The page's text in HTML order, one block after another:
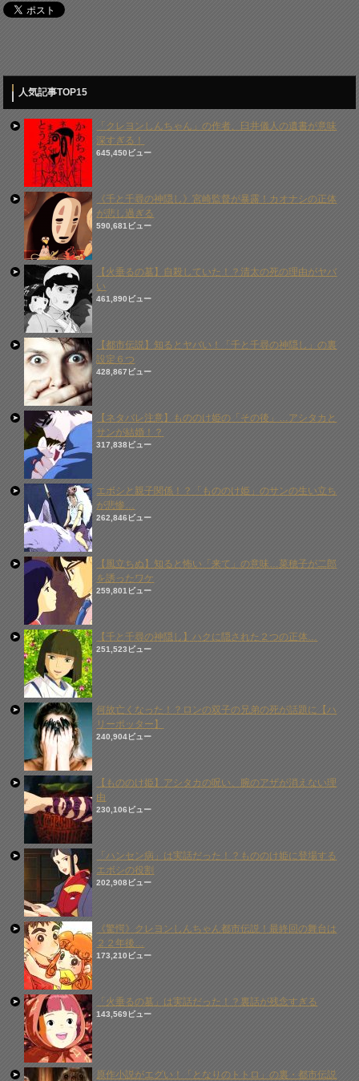
人気記事TOP15
「クレヨンしんちゃん」の作者、臼井儀人の遺書が意味
深すぎる！
645,450ビュー
《千と千尋の神隠し》宮崎監督が暴露！カオナシの正体
が悲し過ぎる
590,681ビュー
【火垂るの墓】自殺していた！？清太の死の理由がヤバ
い
461,890ビュー
【都市伝説】知るとヤバい！「千と千尋の神隠し」の裏
設定６つ
428,867ビュー
【ネタバレ注意】もののけ姫の「その後」…アシタカと
サンが結婚！？
317,838ビュー
エボシと親子関係！？「もののけ姫」のサンの生い立ち
が悲惨…
262,846ビュー
【風立ちぬ】知ると怖い「来て」の意味…菜穂子が二郎
を誘ったワケ
259,801ビュー
【千と千尋の神隠し】ハクに隠された２つの正体…
251,523ビュー
何故亡くなった！？ロンの双子の兄弟の死が話題に【ハ
リーポッター】
240,904ビュー
【もののけ姫】アシタカの呪い、腕のアザが消えない理
由
230,106ビュー
「ハンセン病」は実話だった！？もののけ姫に登場する
エボシの役割
202,908ビュー
《驚愕》クレヨンしんちゃん都市伝説！最終回の舞台は
２２年後…
173,210ビュー
「火垂るの墓」は実話だった！？裏話が残念すぎる
143,569ビュー
原作小説がエグい！「となりのトトロ」の裏・都市伝説